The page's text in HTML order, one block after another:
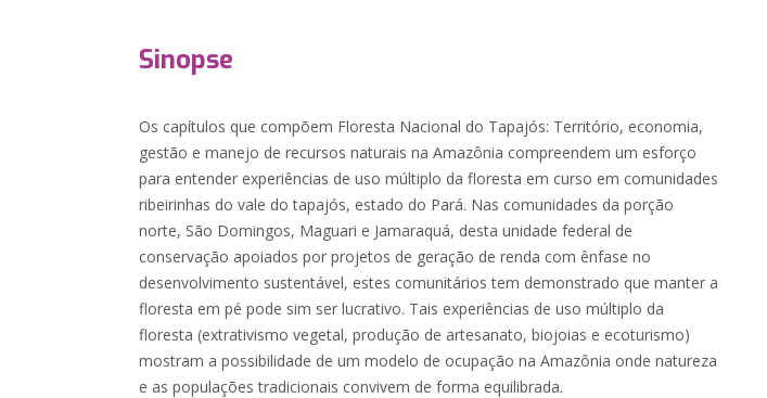
Sinopse
Os capítulos que compõem Floresta Nacional do Tapajós: Território, economia,
gestão e manejo de recursos naturais na Amazônia compreendem um esforço
para entender experiências de uso múltiplo da floresta em curso em comunidades
ribeirinhas do vale do tapajós, estado do Pará. Nas comunidades da porção
norte, São Domingos, Maguari e Jamaraquá, desta unidade federal de
conservação apoiados por projetos de geração de renda com ênfase no
desenvolvimento sustentável, estes comunitários tem demonstrado que manter a
floresta em pé pode sim ser lucrativo. Tais experiências de uso múltiplo da
floresta (extrativismo vegetal, produção de artesanato, biojoias e ecoturismo)
mostram a possibilidade de um modelo de ocupação na Amazônia onde natureza
e as populações tradicionais convivem de forma equilibrada.